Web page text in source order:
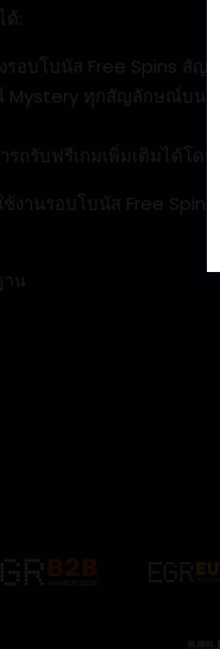
:
งรอบโบนัส Free Spins สั
ทุกสัญลักษณ์บนห
รถรับฟรีเกมเพิ่มเติมได้
ช้งานรอบโบนัส Free
าน